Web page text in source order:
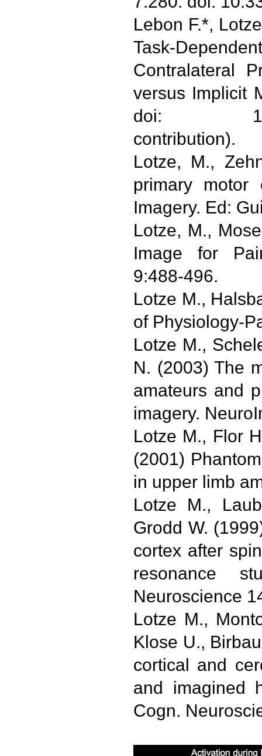
Lebon F.*,
Task-
Contralateral
versus Implicit
doi:
contribution).
Lotze, M.,
primary motor
Imagery. Ed:
Lotze, M.,
Image for
9:488-496.
Lotze M.,
of Physiology-
Lotze M.,
N. (2003) The
amateurs and
imagery.
Lotze M., Flor
(2001)
in upper limb
Lotze M.,
Grodd W.
cortex after
resonance
Neuroscience
Lotze M.,
Klose U.,
cortical and
and imagined
Cogn.